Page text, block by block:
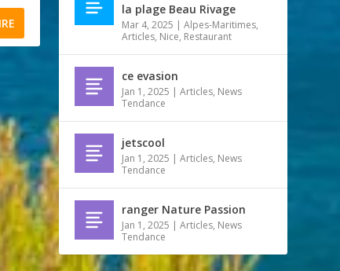
la plage Beau Rivage
Mar 4, 2025 |Alpes-Maritimes,
Articles, Nice, Restaurant
ce evasion
Jan 1, 2025 |Articles, News
Tendance
jetscool
Jan 1, 2025 |Articles, News
Tendance
ranger Nature Passion
Jan 1, 2025 |Articles, News
Tendance